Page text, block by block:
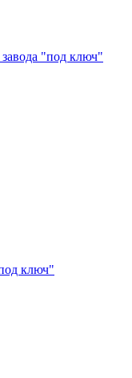
завода "под ключ"
ключ"